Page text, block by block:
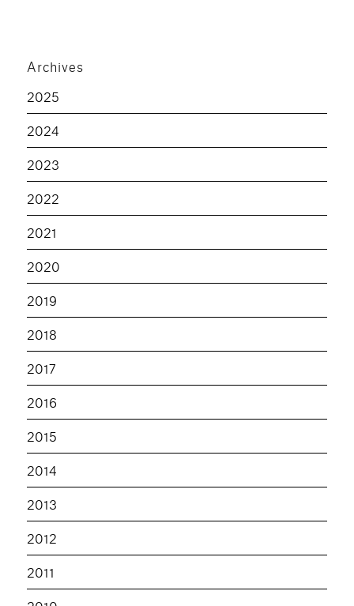
Archives
2025
2024
2023
2022
2021
2020
2019
2018
2017
2016
2015
2014
2013
2012
2011